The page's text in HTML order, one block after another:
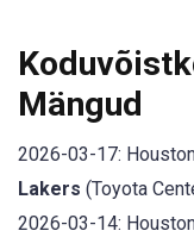
Mängud
2026-03-17:
Lakers (Toyota
2026-03-14: